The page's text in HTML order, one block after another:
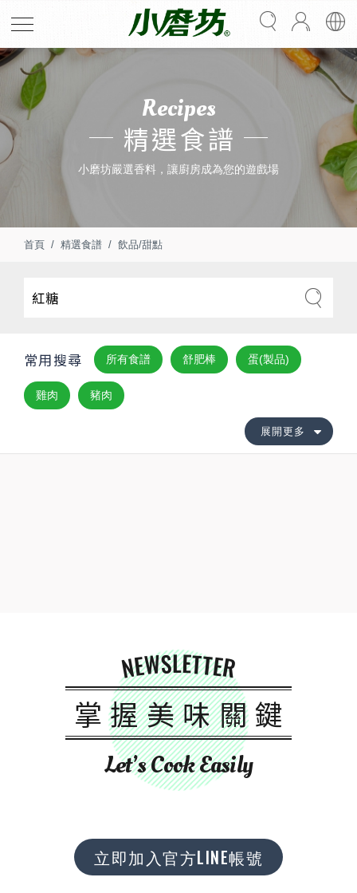
Recipes
精選食譜
小磨坊嚴選香料，讓廚房成為您的遊戲場
首頁 精選食譜 飲品/甜點
常用搜尋 所有食譜 舒肥棒 蛋(製品)
雞肉 豬肉
展開更多
NEWSLETTER
掌握美味關鍵
Let’s Cook Easily
立即加入官方LINE帳號